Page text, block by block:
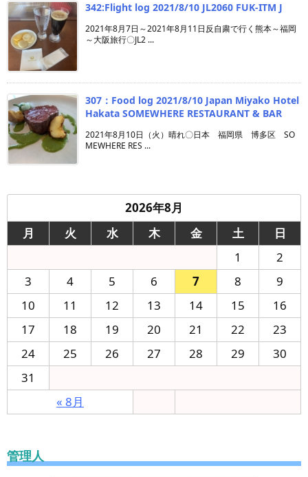
342:Flight log 2021/8/10 JL2060 FUK-ITM J
2021年8月7日～2021年8月11日反自粛で行く熊本～福岡
～大阪旅行〇JL2 ...
307：Food log 2021/8/10 Japan Miyako Hotel
Hakata SOMEWHERE RESTAURANT & BAR
2021年8月10日（火）晴れ〇日本 福岡県 博多区 SO
MEWHERE RES ...
2026年8月
月
火 水 木 金 土 日
« 8月
1
2
3
4 5 6 7 8
9
10
11 12 13 14 15
16
17
18 19 20 21 22
23
24
25 26 27 28 29
30
31
管理人